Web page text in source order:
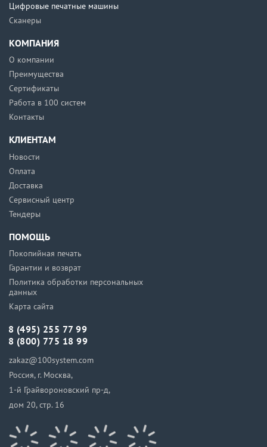
Цифровые печатные машины
Сканеры
КОМПАНИЯ
О компании
Преимущества
Сертификаты
Работа в 100 систем
Контакты
КЛИЕНТАМ
Новости
Оплата
Доставка
Сервисный центр
Тендеры
ПОМОЩЬ
Покопийная печать
Гарантии и возврат
Политика обработки персональных
данных
Карта сайта
8 (495) 255 77 99
8 (800) 775 18 99
zakaz@100system.com
Россия, г. Москва,
1-й Грайвороновский пр-д,
дом 20, стр. 16